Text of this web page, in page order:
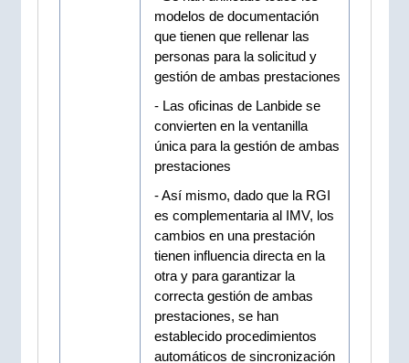
modelos de documentación
que tienen que rellenar las
personas para la solicitud y
gestión de ambas prestaciones
- Las oficinas de Lanbide se
convierten en la ventanilla
única para la gestión de ambas
prestaciones
- Así mismo, dado que la RGI
es complementaria al IMV, los
cambios en una prestación
tienen influencia directa en la
otra y para garantizar la
correcta gestión de ambas
prestaciones, se han
establecido procedimientos
automáticos de sincronización